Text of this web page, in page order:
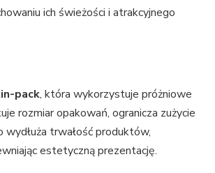
ich świeżości i atrakcyjnego
pack, która wykorzystuje próżniowe
rozmiar opakowań, ogranicza zużycie
wydłuża trwałość produktów,
estetyczną prezentację.